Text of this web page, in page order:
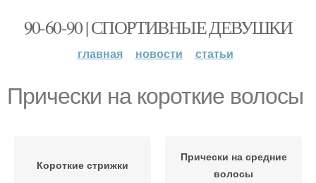
90-60-90 | СПОРТИВНЫЕ ДЕВУШКИ
главная новости статьи
Прически на короткие волосы
Короткие стрижки
Прически на средние
волосы